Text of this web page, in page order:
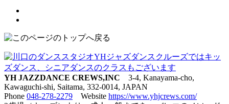
YH JAZZDANCE CREWS,INC
3-4, Kanayama-cho,
Kawaguchi-shi, Saitama, 332-0014, JAPAN
Phone 048-278-2279 Website https://www.yhjcrews.com/